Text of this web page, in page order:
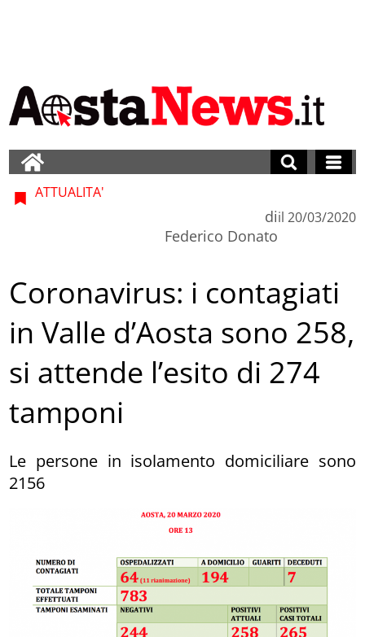
ATTUALITA'
di
Federico Donato
il 20/03/2020
Coronavirus: i contagiati
in Valle d’Aosta sono 258,
si attende l’esito di 274
tamponi
Le persone in isolamento domiciliare sono
2156